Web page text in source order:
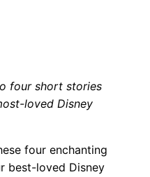
four short stories
loved Disney
four enchanting
best-loved Disney